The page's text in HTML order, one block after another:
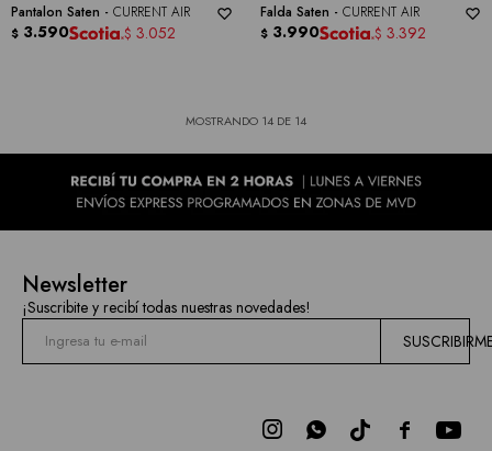
Pantalon Saten - CURRENT AIR
$ 3.590 $ 3.052
Falda Saten - CURRENT AIR
$ 3.990 $ 3.392
MOSTRANDO 14 DE 14
Newsletter
¡Suscribite y recibí todas nuestras novedades!

 